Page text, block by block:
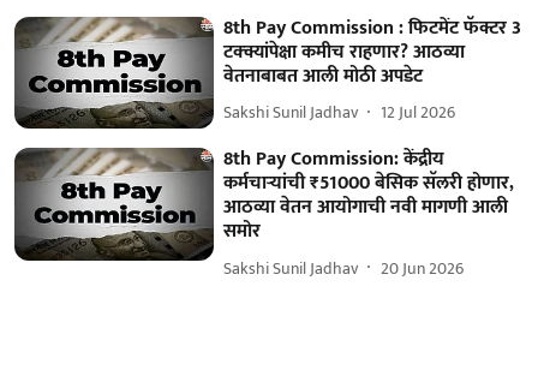
8th Pay Commission : फिटमेंट फॅक्टर 3
टक्क्यांपेक्षा कमीच राहणार? आठव्या
वेतनाबाबत आली मोठी अपडेट
Sakshi Sunil Jadhav 12 Jul 2026
8th Pay Commission: केंद्रीय
कर्मचाऱ्यांची ₹51000 बेसिक सॅलरी होणार,
आठव्या वेतन आयोगाची नवी मागणी आली
समोर
Sakshi Sunil Jadhav 20 Jun 2026